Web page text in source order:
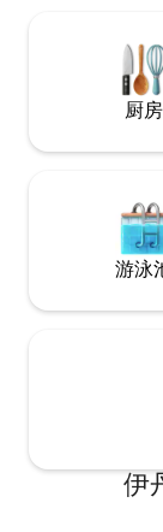
environment 50 inches smart TV
Modern sofa Gas and oven cooker Car
pick up from
service request
厨房
游泳
伊